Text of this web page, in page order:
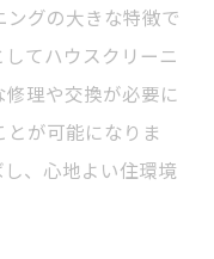
グの大きな特徴で
てハウスクリーニ
理や交換が必要に
が可能になりま
、心地よい住環境